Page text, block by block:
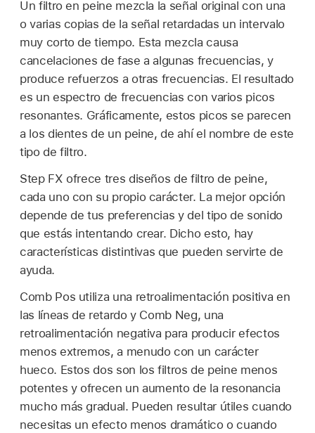
Un filtro en peine mezcla la señal original con una
o varias copias de la señal retardadas un intervalo
muy corto de tiempo. Esta mezcla causa
cancelaciones de fase a algunas frecuencias, y
produce refuerzos a otras frecuencias. El resultado
es un espectro de frecuencias con varios picos
resonantes. Gráficamente, estos picos se parecen
a los dientes de un peine, de ahí el nombre de este
tipo de filtro.
Step FX ofrece tres diseños de filtro de peine,
cada uno con su propio carácter. La mejor opción
depende de tus preferencias y del tipo de sonido
que estás intentando crear. Dicho esto, hay
características distintivas que pueden servirte de
ayuda.
Comb Pos utiliza una retroalimentación positiva en
las líneas de retardo y Comb Neg, una
retroalimentación negativa para producir efectos
menos extremos, a menudo con un carácter
hueco. Estos dos son los filtros de peine menos
potentes y ofrecen un aumento de la resonancia
mucho más gradual. Pueden resultar útiles cuando
necesitas un efecto menos dramático o cuando